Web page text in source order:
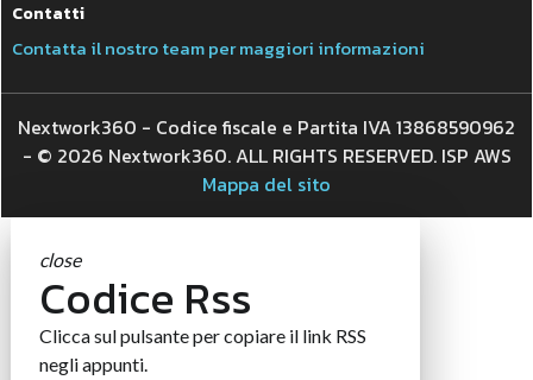
Contatti
Contatta il nostro team per maggiori informazioni
Nextwork360 - Codice fiscale e Partita IVA 13868590962
- © 2026 Nextwork360. ALL RIGHTS RESERVED. ISP AWS
Mappa del sito
close
Codice Rss
Clicca sul pulsante per copiare il link RSS
negli appunti.